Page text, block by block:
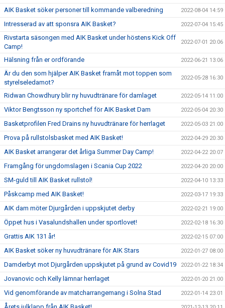
AIK Basket söker personer till kommande valberedning 2022-08-04 14:59
Intresserad av att sponsra AIK Basket? 2022-07-04 15:45
Rivstarta säsongen med AIK Basket under höstens Kick Off
Camp!
2022-07-01 20:06
Hälsning från er ordförande 2022-06-21 13:06
Är du den som hjälper AIK Basket framåt mot toppen som
styrelseledamot?
2022-05-28 16:30
Ridwan Chowdhury blir ny huvudtränare för damlaget 2022-05-14 11:00
Viktor Bengtsson ny sportchef för AIK Basket Dam 2022-05-04 20:30
Basketprofilen Fred Drains ny huvudtränare för herrlaget 2022-05-03 21:00
Prova på rullstolsbasket med AIK Basket! 2022-04-29 20:30
AIK Basket arrangerar det årliga Summer Day Camp! 2022-04-22 20:07
Framgång för ungdomslagen i Scania Cup 2022 2022-04-20 20:00
SM-guld till AIK Basket rullstol! 2022-04-10 13:33
Påskcamp med AIK Basket! 2022-03-17 19:33
AIK dam möter Djurgården i uppskjutet derby 2022-02-21 19:00
Öppet hus i Vasalundshallen under sportlovet! 2022-02-18 16:30
Grattis AIK 131 år! 2022-02-15 07:00
AIK Basket söker ny huvudtränare för AIK Stars 2022-01-27 08:00
Damderbyt mot Djurgården uppskjutet på grund av Covid19 2022-01-22 18:34
Jovanovic och Kelly lämnar herrlaget 2022-01-20 21:00
Vid genomförande av matcharrangemang i Solna Stad 2022-01-14 23:01